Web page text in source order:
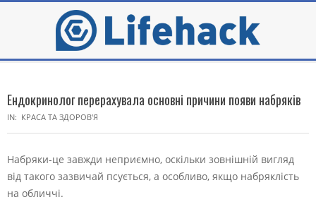
Menu
Ендокринолог перерахувала основні причини появи набряків
IN: КРАСА ТА ЗДОРОВ'Я
Набряки-це завжди неприємно, оскільки зовнішній вигляд
від такого зазвичай псується, а особливо, якщо набряклість
на обличчі.